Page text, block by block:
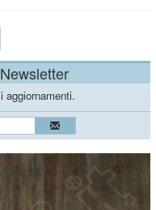
aggiornamenti.